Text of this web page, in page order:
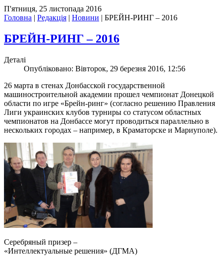
П'ятниця, 25 листопада 2016
Головна | Редакція | Новини | БРЕЙН-РИНГ – 2016
БРЕЙН-РИНГ – 2016
Деталі
Опубліковано: Вівторок, 29 березня 2016, 12:56
26 марта в стенах Донбасской государственной
машиностроительной академии прошел чемпионат Донецкой
области по игре «Брейн-ринг» (согласно решению Правления
Лиги украинских клубов турниры со статусом областных
чемпионатов на Донбассе могут проводиться параллельно в
нескольких городах – например, в Краматорске и Мариуполе).
Серебряный призер –
«Интеллектуальные решения» (ДГМА)